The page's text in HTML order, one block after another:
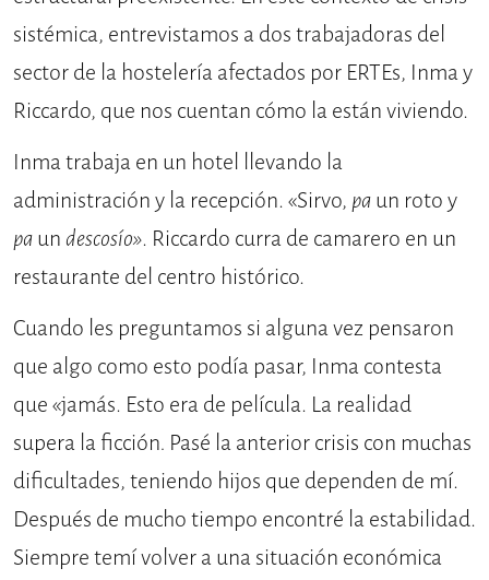
sistémica, entrevistamos a dos trabajadoras del
sector de la hostelería afectados por ERTEs, Inma y
Riccardo, que nos cuentan cómo la están viviendo.
Inma trabaja en un hotel llevando la
administración y la recepción. «Sirvo, paun roto y
paun descosío». Riccardo curra de camarero en un
restaurante del centro histórico.
Cuando les preguntamos si alguna vez pensaron
que algo como esto podía pasar, Inma contesta
que «jamás. Esto era de película. La realidad
supera la ficción. Pasé la anterior crisis con muchas
dificultades, teniendo hijos que dependen de mí.
Después de mucho tiempo encontré la estabilidad.
Siempre temí volver a una situación económica